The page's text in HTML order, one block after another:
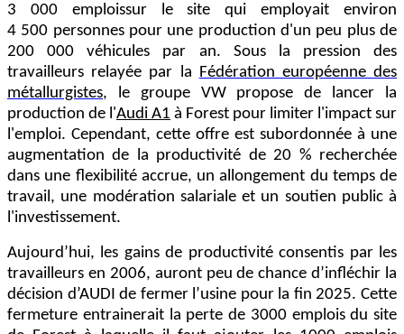
3 000 emploissur le site qui employait environ
4 500 personnes pour une production d'un peu plus de
200 000 véhicules par an. Sous la pression des
travailleurs relayée par la Fédération européenne des
métallurgistes, le groupe VW propose de lancer la
production de l'Audi A1 à Forest pour limiter l'impact sur
l'emploi. Cependant, cette offre est subordonnée à une
augmentation de la productivité de 20 % recherchée
dans une flexibilité accrue, un allongement du temps de
travail, une modération salariale et un soutien public à
l'investissement.
Aujourd’hui, les gains de productivité consentis par les
travailleurs en 2006, auront peu de chance d’infléchir la
décision d’AUDI de fermer l’usine pour la fin 2025. Cette
fermeture entrainerait la perte de 3000 emplois du site